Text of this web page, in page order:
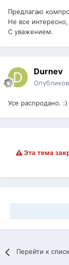
Предлагаю
Не все интересно,
С уважением.
Durnev
Усе распродано. :)
Эта тема
Перейти к